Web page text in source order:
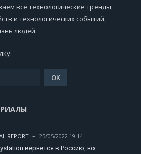
все технологические тренды,
и технологических событий,
людей.
REPORT
25/05/2022 19:14
вернется в Россию, но